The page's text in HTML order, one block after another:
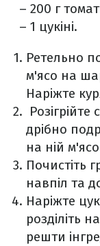
– 200 г
– 1 цукіні.
Ретельно
м'ясо на
Наріжте
дрібно
на ній
Почистіть
навпіл та
Наріжте
розділіть
решти